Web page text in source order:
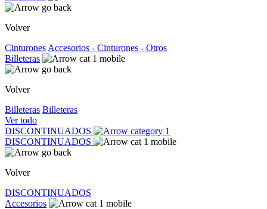
Volver
Cinturones Accesorios - Cinturones - Otros
Billeteras
Volver
Billeteras Billeteras
Ver todo
DISCONTINUADOS
DISCONTINUADOS
Volver
DISCONTINUADOS
Accesorios